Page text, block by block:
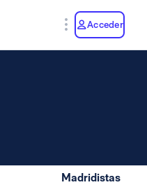
Acceder
Madridistas